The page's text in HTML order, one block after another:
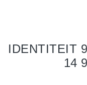
IDENTITEIT
14